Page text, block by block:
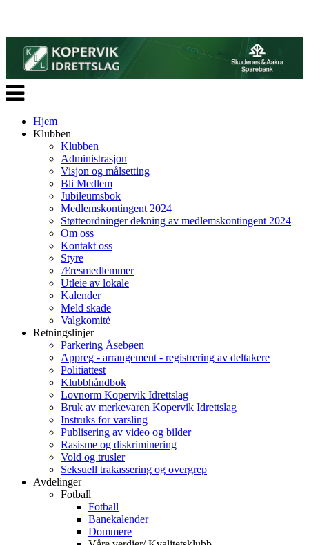
Veksle
navigasjon
Hjem
Klubben
Klubben
Administrasjon
Visjon og målsetting
Bli Medlem
Jubileumsbok
Medlemskontingent 2024
Støtteordninger dekning av medlemskontingent 2024
Om oss
Kontakt oss
Styre
Æresmedlemmer
Utleie av lokale
Kalender
Meld skade
Valgkomitè
Retningslinjer
Parkering Åsebøen
Appreg - arrangement - registrering av deltakere
Politiattest
Klubbhåndbok
Lovnorm Kopervik Idrettslag
Bruk av merkevaren Kopervik Idrettslag
Instruks for varsling
Publisering av video og bilder
Rasisme og diskriminering
Vold og trusler
Seksuell trakassering og overgrep
Avdelinger
Fotball
Fotball
Banekalender
Dommere